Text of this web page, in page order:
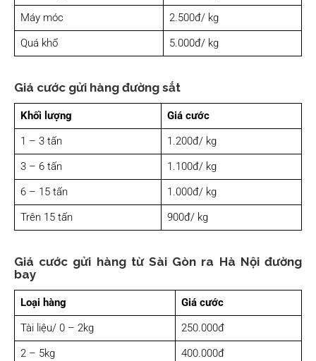
Máy móc
2.500đ/ kg
Quá khổ
5.000đ/ kg
Giá cước gửi hàng đường sắt
Khối lượng
Giá cước
1 – 3 tấn
1.200đ/ kg
3 – 6 tấn
1.100đ/ kg
6 – 15 tấn
1.000đ/ kg
Trên 15 tấn
900đ/ kg
Giá cước gửi hàng từ Sài Gòn ra Hà Nội đường
bay
Loại hàng
Giá cước
Tài liệu/ 0 – 2kg
250.000đ
2 – 5kg
400.000đ